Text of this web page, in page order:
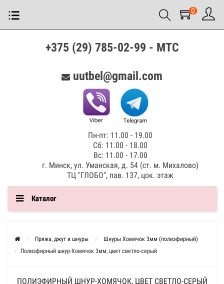
0
+375 (29) 785-02-99 - МТС
uutbel@gmail.com
Пн-пт: 11.00 - 19.00
Сб: 11.00 - 18.00
Вс: 11.00 - 17.00
г. Минск, ул. Уманская, д. 54 (ст. м. Михалово)
ТЦ "ГЛОБО", пав. 137, цок. этаж
Каталог
Пряжа, джут и шнуры
Шнуры Хомячок 3мм (полиэфирный)
Полиэфирный шнур-Хомячок 3мм, цвет светло-серый
ПОЛИЭФИРНЫЙ ШНУР-ХОМЯЧОК, ЦВЕТ СВЕТЛО-СЕРЫЙ